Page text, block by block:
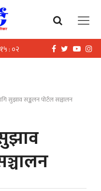
सुझाव सङ्कलन पोर्टल सञ्चालन